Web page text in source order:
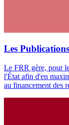
Les
Le FRR gère, pour
l'État afin d'en
au financement des